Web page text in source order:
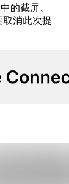
的截屏、
消此次提